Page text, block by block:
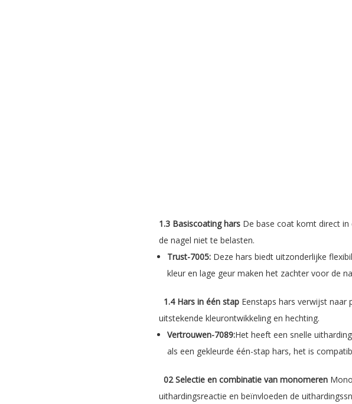
1.3 Basiscoating hars De base coat komt direct
de nagel niet te belasten.
Trust-7005: Deze hars biedt uitzonderlijke
kleur en lage geur maken het zachter voor de
1.4 Hars in één stap Eenstaps hars verwijst naar
uitstekende kleurontwikkeling en hechting.
Vertrouwen-7089:Het heeft een snelle
als een gekleurde één-stap hars, het is
02 Selectie en combinatie van monomeren
uithardingsreactie en beïnvloeden de